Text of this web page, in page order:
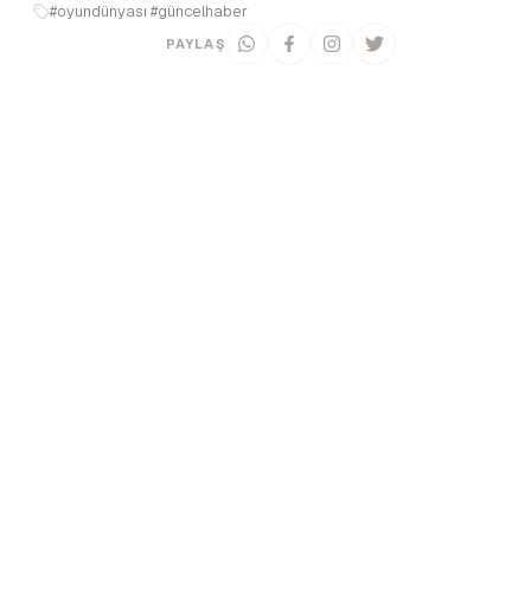
#oyundünyası #güncelhaber
PAYLAŞ